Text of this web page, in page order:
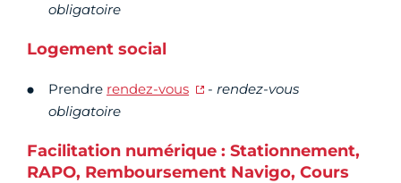
obligatoire
Logement social
Prendre rendez-vous - rendez-vous
obligatoire
Facilitation numérique : Stationnement,
RAPO, Remboursement Navigo, Cours